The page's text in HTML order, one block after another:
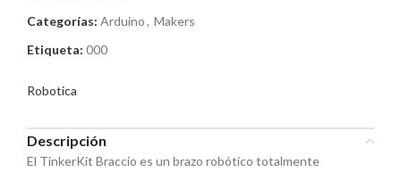
Categorías: Arduino, Makers
Etiqueta: 000
Robotica
Descripción
El TinkerKit Braccio es un brazo robótico totalmente